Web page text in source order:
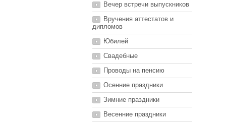
Вечер встречи выпускников
Вручения аттестатов и
дипломов
Юбилей
Свадебные
Проводы на пенсию
Осенние праздники
Зимние праздники
Весенние праздники